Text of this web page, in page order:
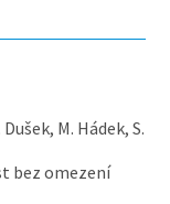
M. Hádek, S.
bez omezení